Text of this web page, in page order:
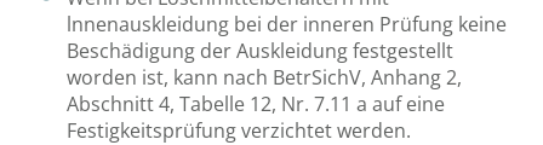
lnnenauskleidung bei der inneren Prüfung keine
Beschädigung der Auskleidung festgestellt
worden ist, kann nach BetrSichV, Anhang 2,
Abschnitt 4, Tabelle 12, Nr. 7.11 a auf eine
Festigkeitsprüfung verzichtet werden.